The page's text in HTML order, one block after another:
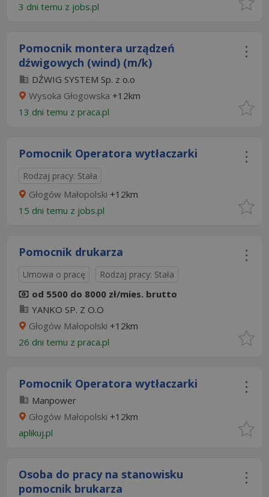
3 dni temu z jobs.pl
Pomocnik montera urządzeń
dźwigowych (wind) (m/k)
DŹWIG SYSTEM Sp. z o.o
Wysoka Głogowska +12km
13 dni temu z praca.pl
Pomocnik Operatora wytłaczarki
Rodzaj pracy: Stała
Głogów Małopolski +12km
15 dni temu z jobs.pl
Pomocnik drukarza
Umowa o pracę Rodzaj pracy: Stała
od 5500 do 8000 zł/mies. brutto
YANKO SP. Z O.O
Głogów Małopolski +12km
26 dni temu z praca.pl
Pomocnik Operatora wytłaczarki
Manpower
Głogów Małopolski +12km
aplikuj.pl
Osoba do pracy na stanowisku
pomocnik brukarza